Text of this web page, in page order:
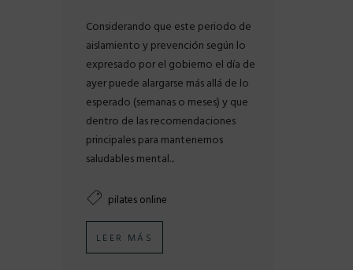
Considerando que este periodo de
aislamiento y prevención según lo
expresado por el gobierno el día de
ayer puede alargarse más allá de lo
esperado (semanas o meses) y que
dentro de las recomendaciones
principales para mantenernos
saludables mental...
pilates online
LEER MÁS